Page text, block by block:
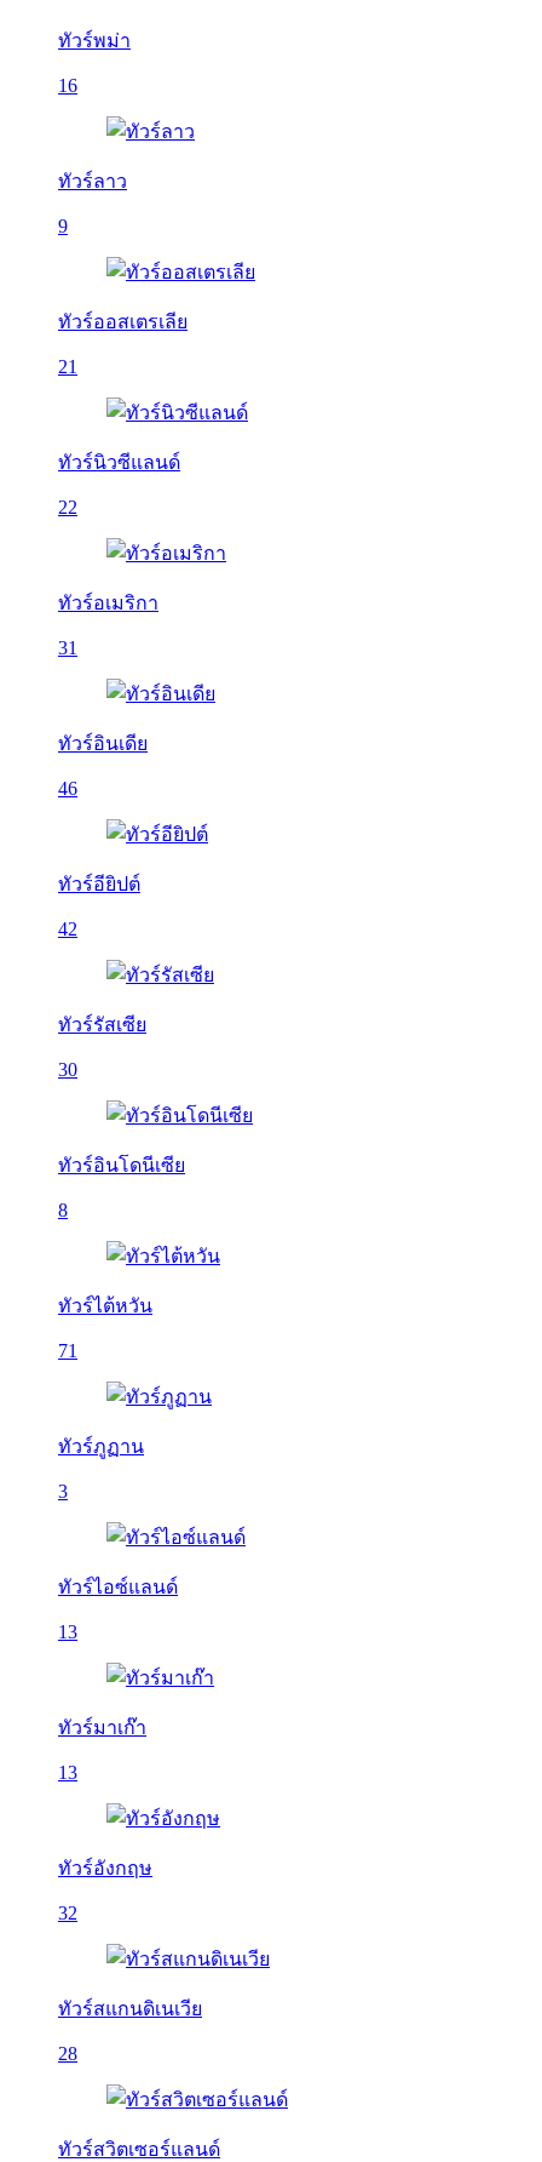
ทัวร์พม่า
16
ทัวร์ลาว
9
ทัวร์ออสเตรเลีย
21
ทัวร์นิวซีแลนด์
22
ทัวร์อเมริกา
31
ทัวร์อินเดีย
46
ทัวร์อียิปต์
42
ทัวร์รัสเซีย
30
ทัวร์อินโดนีเซีย
8
ทัวร์ไต้หวัน
71
ทัวร์ภูฏาน
3
ทัวร์ไอซ์แลนด์
13
ทัวร์มาเก๊า
13
ทัวร์อังกฤษ
32
ทัวร์สแกนดิเนเวีย
28
ทัวร์สวิตเซอร์แลนด์